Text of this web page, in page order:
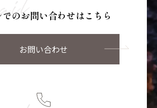
でのお問い合わせはこちら
お問い合わせ